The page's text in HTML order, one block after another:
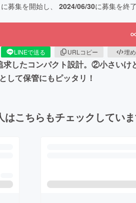
に募集を開始し、 2024/06/30に募集を終
LINEで送る URLコピー 埋
したコンパクト設計。②小さい
して保管にもピッタリ！
はこちらもチェックしてい